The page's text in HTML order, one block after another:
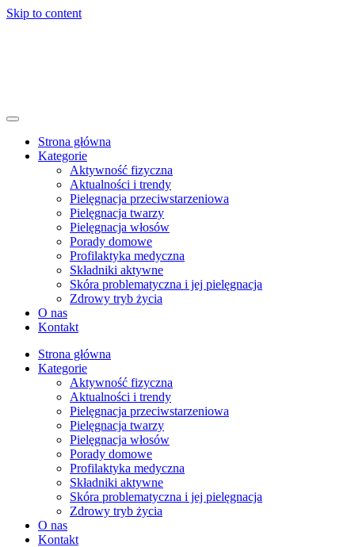
Skip to content
Strona główna
Kategorie
Aktywność fizyczna
Aktualności i trendy
Pielęgnacja przeciwstarzeniowa
Pielęgnacja twarzy
Pielęgnacja włosów
Porady domowe
Profilaktyka medyczna
Składniki aktywne
Skóra problematyczna i jej pielęgnacja
Zdrowy tryb życia
O nas
Kontakt
Strona główna
Kategorie
Aktywność fizyczna
Aktualności i trendy
Pielęgnacja przeciwstarzeniowa
Pielęgnacja twarzy
Pielęgnacja włosów
Porady domowe
Profilaktyka medyczna
Składniki aktywne
Skóra problematyczna i jej pielęgnacja
Zdrowy tryb życia
O nas
Kontakt